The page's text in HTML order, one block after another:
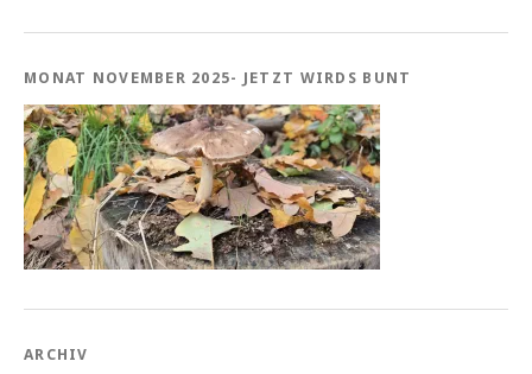
MONAT NOVEMBER 2025- JETZT WIRDS BUNT
ARCHIV